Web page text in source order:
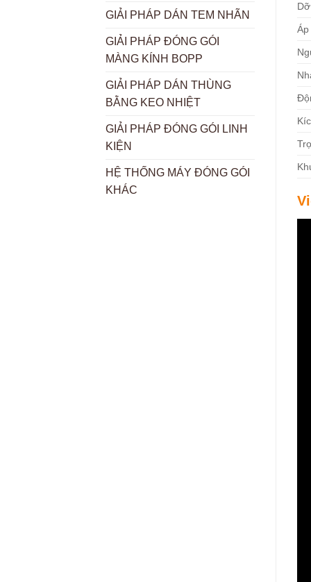
GIẢI PHÁP DÁN TEM NHÃN
GIẢI PHÁP ĐÓNG GÓI
MÀNG KÍNH BOPP
GIẢI PHÁP DÁN THÙNG
BẰNG KEO NHIỆT
GIẢI PHÁP ĐÓNG GÓI LINH
KIỆN
HỆ THỐNG MÁY ĐÓNG GÓI
KHÁC